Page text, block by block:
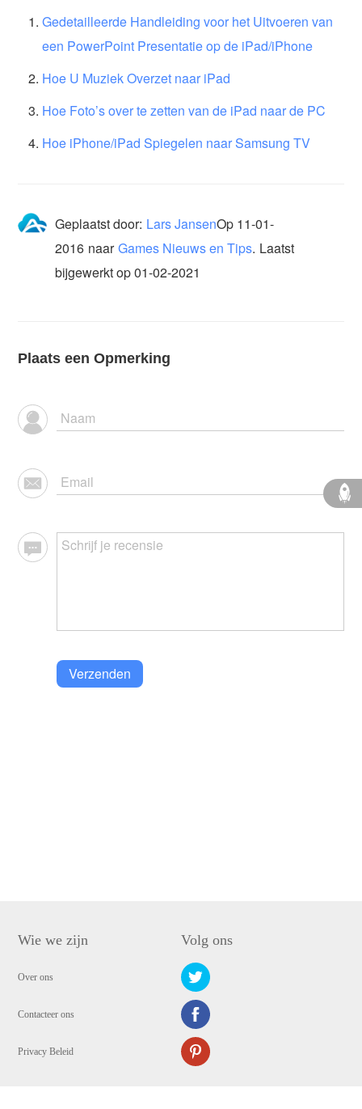
Gedetailleerde Handleiding voor het Uitvoeren van
een PowerPoint Presentatie op de iPad/iPhone
Hoe U Muziek Overzet naar iPad
Hoe Foto’s over te zetten van de iPad naar de PC
Hoe iPhone/iPad Spiegelen naar Samsung TV
Geplaatst door: Lars JansenOp 11-01-
2016 naar Games Nieuws en Tips. Laatst
bijgewerkt op 01-02-2021
Plaats een Opmerking
Verzenden
Wie we zijn
Over ons
Contacteer ons
Privacy Beleid
Volg ons